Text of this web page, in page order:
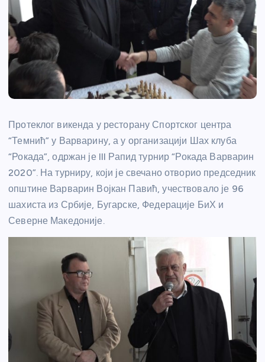
Протеклог викенда у ресторану Спортског центра
“Темнић” у Варварину, а у организацији Шах клуба
“Рокада”, одржан је III Рапид турнир “Рокада Варварин
2020”. На турниру, који је свечано отворио председник
општине Варварин Војкан Павић, учествовало је 96
шахиста из Србије, Бугарске, Федерације БиХ и
Северне Македоније.